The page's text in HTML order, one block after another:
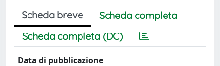
Scheda breve
Scheda completa
Scheda completa (DC)
Data di pubblicazione